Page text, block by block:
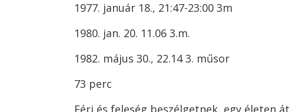
1977. január 18., 21:47-23:00 3m
1980. jan. 20. 11.06 3.m.
1982. május 30., 22.14 3. műsor
73 perc
Férj és feleség beszélgetnek, egy életen át.